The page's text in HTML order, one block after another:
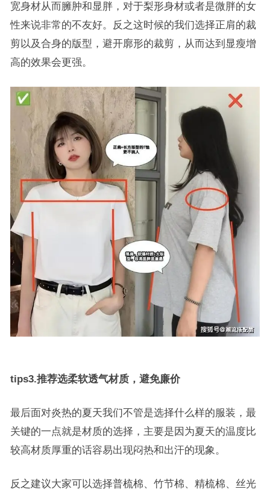
宽身材从而臃肿和显胖，对于梨形身材或者是微胖的女
性来说非常的不友好。反之这时候的我们选择正肩的裁
剪以及合身的版型，避开廓形的裁剪，从而达到显瘦增
高的效果会更强。
tips3.推荐选柔软透气材质，避免廉价
最后面对炎热的夏天我们不管是选择什么样的服装，最
关键的一点就是材质的选择，主要是因为夏天的温度比
较高材质厚重的话容易出现闷热和出汗的现象。
反之建议大家可以选择普梳棉、竹节棉、精梳棉、丝光